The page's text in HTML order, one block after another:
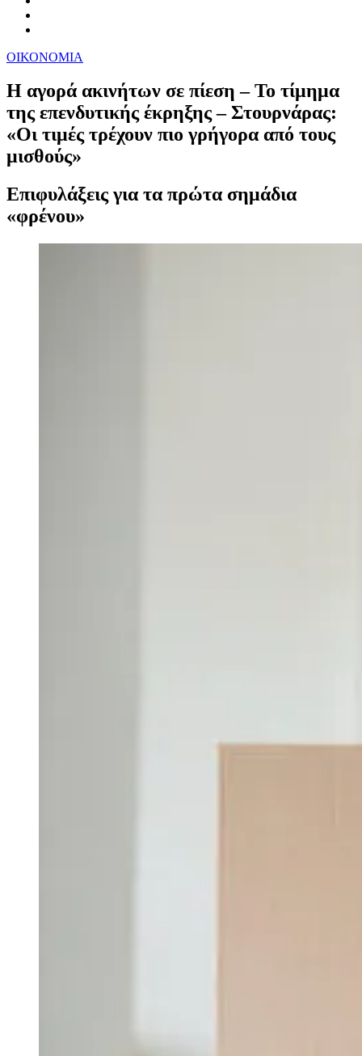
ΟΙΚΟΝΟΜΙΑ
Η αγορά ακινήτων σε πίεση – Το τίμημα
της επενδυτικής έκρηξης – Στουρνάρας:
«Οι τιμές τρέχουν πιο γρήγορα από τους
μισθούς»
Επιφυλάξεις για τα πρώτα σημάδια
«φρένου»